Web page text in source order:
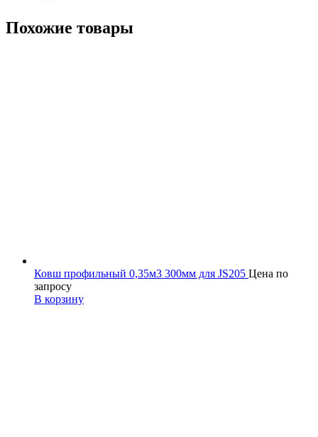
Похожие товары
Ковш профильный 0,35м3 300мм для JS205 Цена по
запросу
В корзину